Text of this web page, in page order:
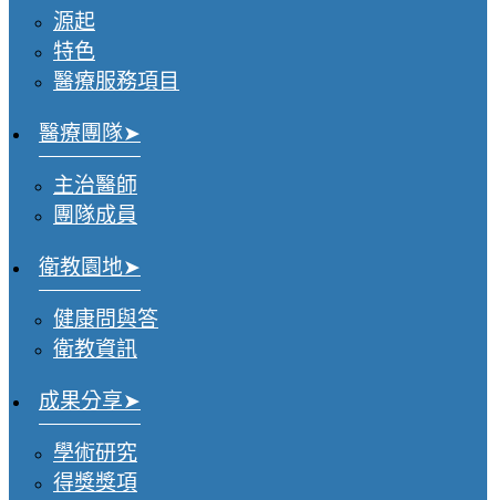
源起
特色
醫療服務項目
醫療團隊
主治醫師
團隊成員
衛教園地
健康問與答
衛教資訊
成果分享
學術研究
得獎獎項